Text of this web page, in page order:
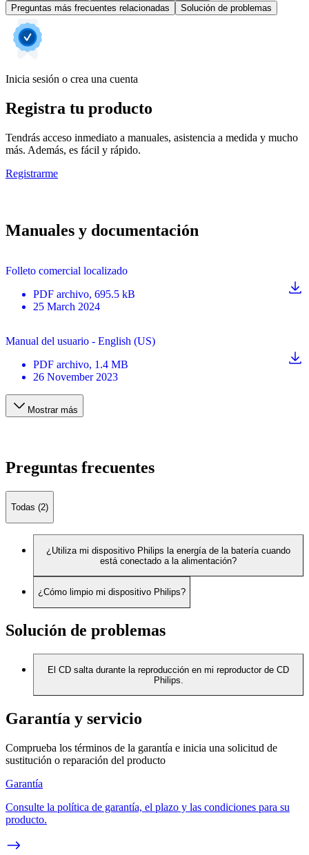
Preguntas más frecuentes relacionadas
Solución de problemas
Inicia sesión o crea una cuenta
Registra tu producto
Tendrás acceso inmediato a manuales, asistencia a medida y mucho
más. Además, es fácil y rápido.
Registrarme
Manuales y documentación
Folleto comercial localizado
PDF archivo, 695.5 kB
25 March 2024
Manual del usuario - English (US)
PDF archivo, 1.4 MB
26 November 2023
Mostrar más
Preguntas frecuentes
Todas (2)
¿Utiliza mi dispositivo Philips la energía de la batería cuando
está conectado a la alimentación?
¿Cómo limpio mi dispositivo Philips?
Solución de problemas
El CD salta durante la reproducción en mi reproductor de CD
Philips.
Garantía y servicio
Comprueba los términos de la garantía e inicia una solicitud de
sustitución o reparación del producto
Garantía
Consulte la política de garantía, el plazo y las condiciones para su
producto.